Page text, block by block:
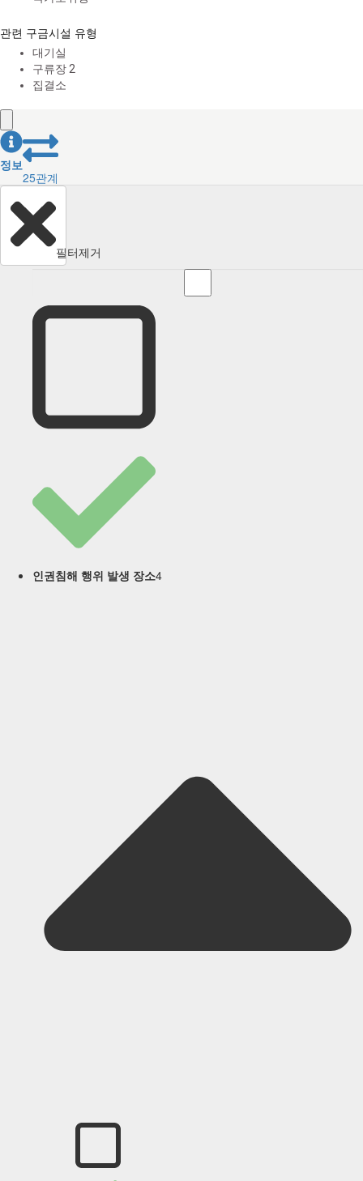
관련 구금시설 유형
대기실
구류장 2
집결소
정보
25관계
필터제거
인권침해 행위 발생 장소4